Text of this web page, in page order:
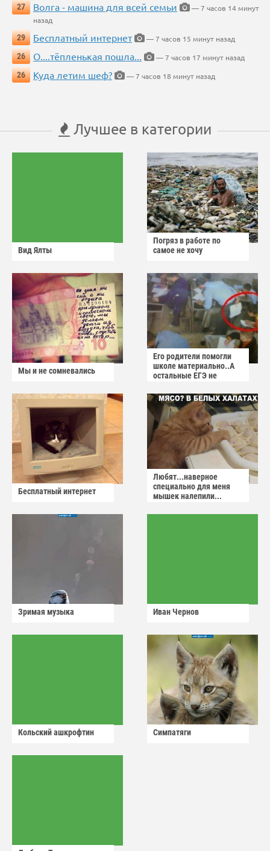
27
Волга - машина для всей семьи
— 7 часов 14 минут
назад
29
Бесплатный интернет
— 7 часов 15 минут назад
26
О....тёпленькая пошла...
— 7 часов 17 минут назад
26
Куда летим шеф? — 7 часов 18 минут назад
Лучшее в категории
Вид Ялты
Погряз в работе по
самое не хочу
Мы и не сомневались
Его родители помогли
школе материально..А
остальные ЕГЭ не
Бесплатный интернет
Любят...наверное
специально для меня
мышек налепили...
Зримая музыка Иван Чернов
Кольский ашкрофтин Симпатяги